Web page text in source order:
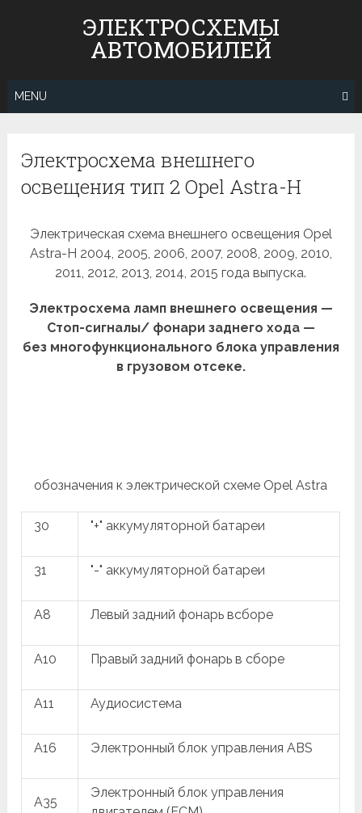
ЭЛЕКТРОСХЕМЫ
АВТОМОБИЛЕЙ
MENU
Электросхема внешнего
освещения тип 2 Opel Astra-H
Электрическая схема внешнего освещения Opel
Astra-H 2004, 2005, 2006, 2007, 2008, 2009, 2010,
2011, 2012, 2013, 2014, 2015 года выпуска.
Электросхема ламп внешнего освещения —
Стоп-сигналы/ фонари заднего хода —
без многофункционального блока управления
в грузовом отсеке.
обозначения к электрической схеме Opel Astra
30 "+" аккумуляторной батареи
31 "-" аккумуляторной батареи
A8 Левый задний фонарь всборе
A10 Правый задний фонарь в сборе
A11 Аудиосистема
A16 Электронный блок управления ABS
A35
Электронный блок управления